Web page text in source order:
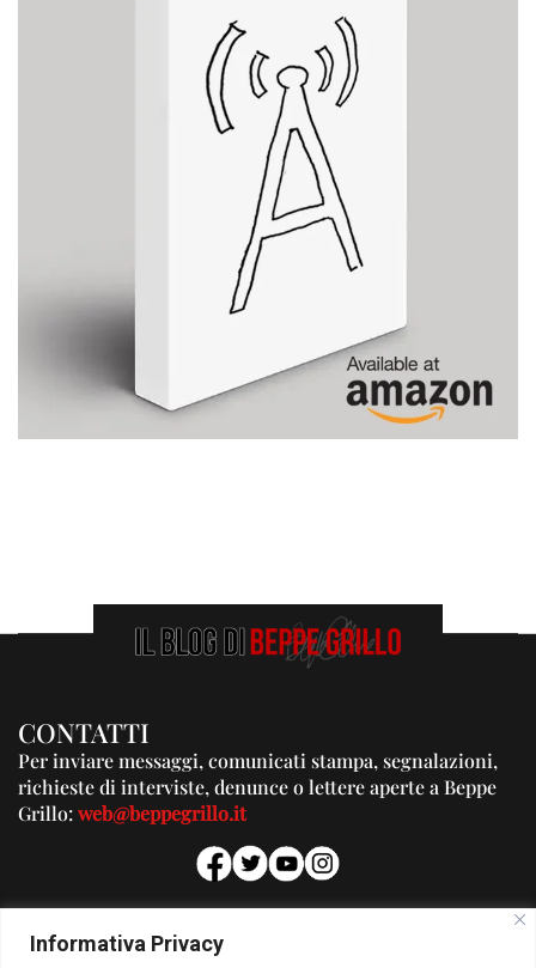
Informativa Privacy
CONTATTI
Per inviare messaggi, comunicati stampa, segnalazioni,
richieste di interviste, denunce o lettere aperte a Beppe
Grillo:web@beppegrillo.it
PUBBLICITA'
Per la tua pubblicità su questo Blog: